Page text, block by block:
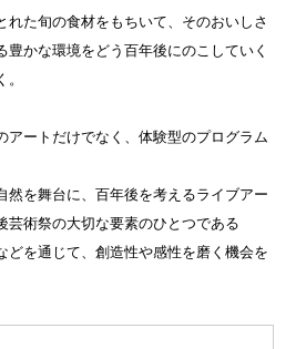
れた旬の食材をもちいて、そのおいしさ
豊かな環境をどう百年後にのこしていく
アートだけでなく、体験型のプログラム
然を舞台に、百年後を考えるライブアー
芸術祭の大切な要素のひとつである
どを通じて、創造性や感性を磨く機会を